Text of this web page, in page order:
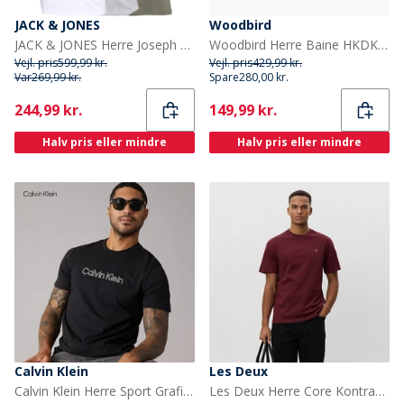
JACK & JONES
JACK & JONES Herre Joseph Fem Pakke T-shirts Marineblå / Hvid / Grå / Støvet Oliven / Sort
Vejl. pris599,99 kr.
Var269,99 kr.
Current
244,99 kr.
Halv pris eller mindre
Woodbird
Woodbird Herre Baine HKDK T-Shirt Sort
Vejl. pris429,99 kr.
Spare280,00 kr.
Current
149,99 kr.
Halv pris eller mindre
Calvin Klein
Calvin Klein Herre Sport Grafisk T-shirt Sort
Les Deux
Les Deux Herre Core Kontrast T-shirt Chocolate Truffle Red